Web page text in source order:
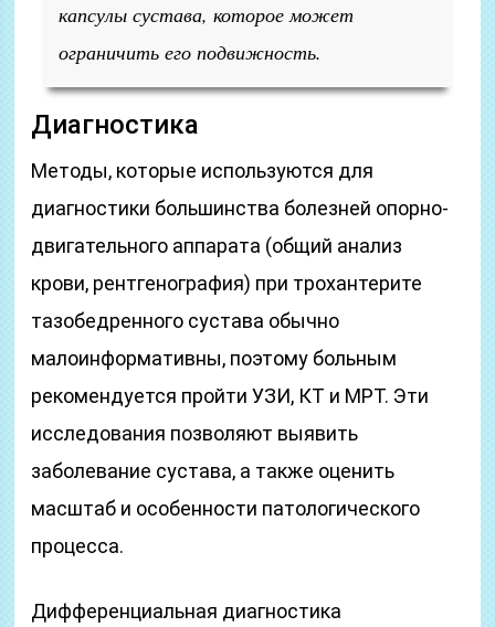
капсулы сустава, которое может
ограничить его подвижность.
Диагностика
Методы, которые используются для
диагностики большинства болезней опорно-
двигательного аппарата (общий анализ
крови, рентгенография) при трохантерите
тазобедренного сустава обычно
малоинформативны, поэтому больным
рекомендуется пройти УЗИ, КТ и МРТ. Эти
исследования позволяют выявить
заболевание сустава, а также оценить
масштаб и особенности патологического
процесса.
Дифференциальная диагностика